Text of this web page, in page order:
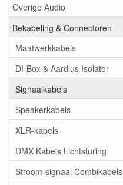
Overige Audio
Bekabeling & Connectoren
Maatwerkkabels
DI-Box & Aardlus Isolator
Signaalkabels
Speakerkabels
XLR-kabels
DMX Kabels Lichtsturing
Stroom-signaal Combikabels